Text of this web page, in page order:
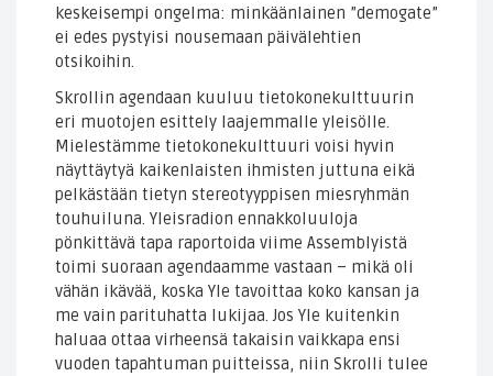
keskeisempi ongelma: minkäänlainen ”demogate”
ei edes pystyisi nousemaan päivälehtien
otsikoihin.
Skrollin agendaan kuuluu tietokonekulttuurin
eri muotojen esittely laajemmalle yleisölle.
Mielestämme tietokonekulttuuri voisi hyvin
näyttäytyä kaikenlaisten ihmisten juttuna eikä
pelkästään tietyn stereotyyppisen miesryhmän
touhuiluna. Yleisradion ennakkoluuloja
pönkittävä tapa raportoida viime Assemblyistä
toimi suoraan agendaamme vastaan – mikä oli
vähän ikävää, koska Yle tavoittaa koko kansan ja
me vain parituhatta lukijaa. Jos Yle kuitenkin
haluaa ottaa virheensä takaisin vaikkapa ensi
vuoden tapahtuman puitteissa, niin Skrolli tulee